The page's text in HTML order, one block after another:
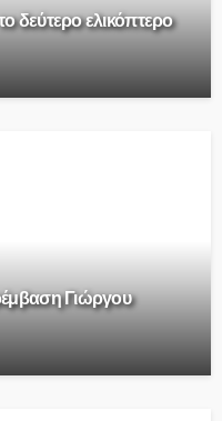
δεύτερο ελικόπτερο
Γιώργου